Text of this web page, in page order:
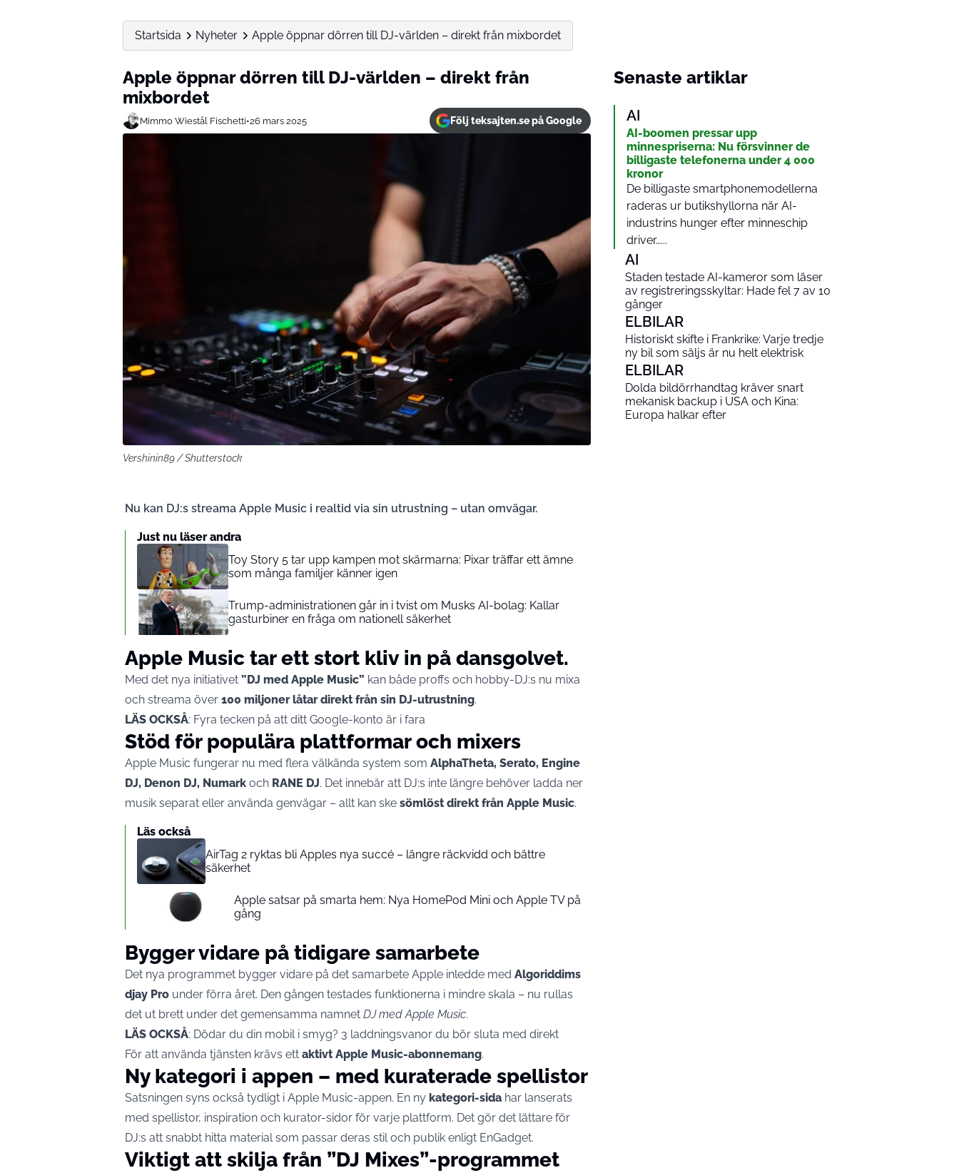
Startsida Nyheter Apple öppnar dörren till DJ-världen – direkt från mixbordet
Apple öppnar dörren till DJ-världen – direkt från
mixbordet
Mimmo Wiestål Fischetti•26 mars 2025 Följ teksajten.se på Google
Vershinin89 / Shutterstock
Nu kan DJ:s streama Apple Music i realtid via sin utrustning – utan omvägar.
Just nu läser andra
Toy Story 5 tar upp kampen mot skärmarna: Pixar träffar ett ämne
som många familjer känner igen
Trump-administrationen går in i tvist om Musks AI-bolag: Kallar
gasturbiner en fråga om nationell säkerhet
Apple Music tar ett stort kliv in på dansgolvet.
Med det nya initiativet ”DJ med Apple Music” kan både proffs och hobby-DJ:s nu mixa
och streama över 100 miljoner låtar direkt från sin DJ-utrustning.
LÄS OCKSÅ: Fyra tecken på att ditt Google-konto är i fara
Stöd för populära plattformar och mixers
Apple Music fungerar nu med flera välkända system som AlphaTheta, Serato, Engine
DJ, Denon DJ, Numark och RANE DJ. Det innebär att DJ:s inte längre behöver ladda ner
musik separat eller använda genvägar – allt kan ske sömlöst direkt från Apple Music.
Läs också
AirTag 2 ryktas bli Apples nya succé – längre räckvidd och bättre
säkerhet
Apple satsar på smarta hem: Nya HomePod Mini och Apple TV på
gång
Bygger vidare på tidigare samarbete
Det nya programmet bygger vidare på det samarbete Apple inledde med Algoriddims
djay Pro under förra året. Den gången testades funktionerna i mindre skala – nu rullas
det ut brett under det gemensamma namnet DJ med Apple Music.
LÄS OCKSÅ: Dödar du din mobil i smyg? 3 laddningsvanor du bör sluta med direkt
För att använda tjänsten krävs ett aktivt Apple Music-abonnemang.
Ny kategori i appen – med kuraterade spellistor
Satsningen syns också tydligt i Apple Music-appen. En ny kategori-sida har lanserats
med spellistor, inspiration och kurator-sidor för varje plattform. Det gör det lättare för
DJ:s att snabbt hitta material som passar deras stil och publik enligt EnGadget.
Viktigt att skilja från ”DJ Mixes”-programmet
Senaste artiklar
AI
AI-boomen pressar upp
minnespriserna: Nu försvinner de
billigaste telefonerna under 4 000
kronor
De billigaste smartphonemodellerna
raderas ur butikshyllorna när AI-
industrins hunger efter minneschip
driver…...
AI
Staden testade AI-kameror som läser
av registreringsskyltar: Hade fel 7 av 10
gånger
ELBILAR
Historiskt skifte i Frankrike: Varje tredje
ny bil som säljs är nu helt elektrisk
ELBILAR
Dolda bildörrhandtag kräver snart
mekanisk backup i USA och Kina:
Europa halkar efter